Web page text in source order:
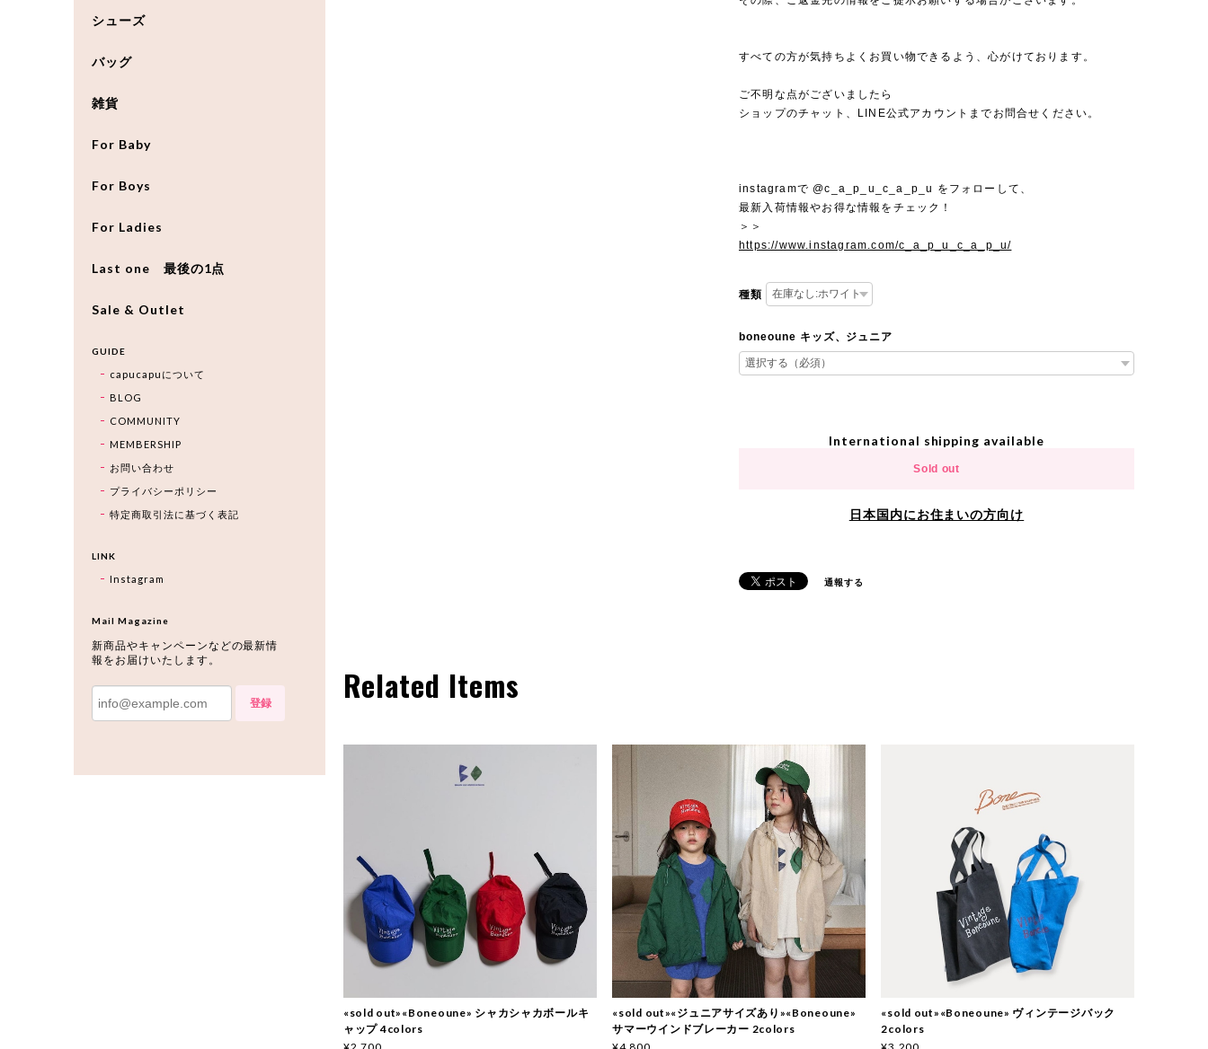
すべての方が気持ちよくお買い物できるよう、心がけております。
ご不明な点がございましたら
ショップのチャット、LINE公式アカウントまでお問合せください。
instagramで @c_a_p_u_c_a_p_u をフォローして、
最新入荷情報やお得な情報をチェック！
＞＞
https://www.instagram.com/c_a_p_u_c_a_p_u/
種類
boneoune キッズ、ジュニア
International shipping available
Sold out
日本国内にお住まいの方向け
通報する
Related Items
«sold out»«Boneoune» シャカシャカボールキ
ャップ 4colors
«sold out»«ジュニアサイズあり»«Boneoune»
サマーウインドブレーカー 2colors
«sold out»«Boneoune» ヴィンテージバック
2colors
シューズ
バッグ
雑貨
For Baby
For Boys
For Ladies
Last one 最後の1点
Sale & Outlet
GUIDE
capucapuについて
BLOG
COMMUNITY
MEMBERSHIP
お問い合わせ
プライバシーポリシー
特定商取引法に基づく表記
LINK
Instagram
Mail Magazine
新商品やキャンペーンなどの最新情
報をお届けいたします。
登録